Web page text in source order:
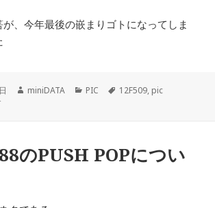
が、今年最後の嵌まりゴトになってしま
作
miniDATA
カ
PIC
タ
12F509, pic
遊んでみた に
のPUSH POPについ